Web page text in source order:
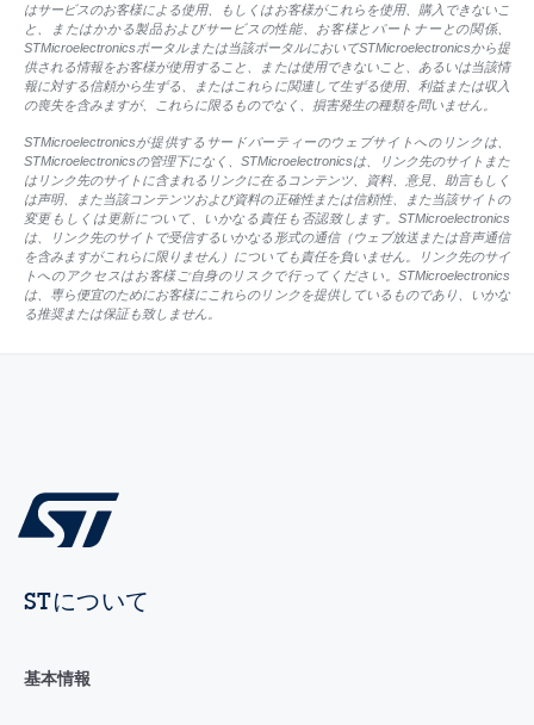
はサービスのお客様による使用、もしくはお客様がこれらを使用、購入できないこ
と、またはかかる製品およびサービスの性能、お客様とパートナーとの関係、
STMicroelectronicsポータルまたは当該ポータルにおいてSTMicroelectronicsから提
供される情報をお客様が使用すること、または使用できないこと、あるいは当該情
報に対する信頼から生ずる、またはこれらに関連して生ずる使用、利益または収入
の喪失を含みますが、これらに限るものでなく、損害発生の種類を問いません。
STMicroelectronicsが提供するサードパーティーのウェブサイトへのリンクは、
STMicroelectronicsの管理下になく、STMicroelectronicsは、リンク先のサイトまた
はリンク先のサイトに含まれるリンクに在るコンテンツ、資料、意見、助言もしく
は声明、また当該コンテンツおよび資料の正確性または信頼性、また当該サイトの
変更もしくは更新について、いかなる責任も否認致します。STMicroelectronics
は、リンク先のサイトで受信するいかなる形式の通信（ウェブ放送または音声通信
を含みますがこれらに限りません）についても責任を負いません。リンク先のサイ
トへのアクセスはお客様ご自身のリスクで行ってください。STMicroelectronics
は、専ら便宜のためにお客様にこれらのリンクを提供しているものであり、いかな
る推奨または保証も致しません。
STについて
基本情報